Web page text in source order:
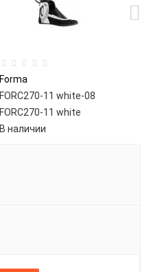
Forma
FORC270-11 white-08
FORC270-11 white
В наличии